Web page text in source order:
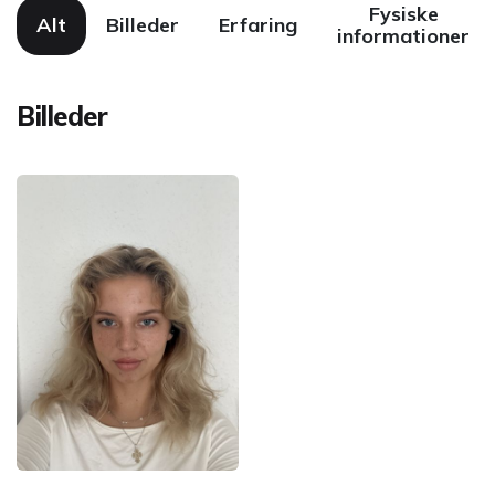
Alt Billeder Erfaring
Fysiske
informationer
Billeder